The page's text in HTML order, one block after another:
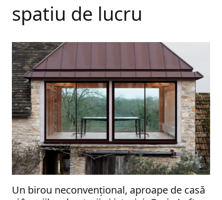
spatiu de lucru
Un birou neconvenţional, aproape de casă